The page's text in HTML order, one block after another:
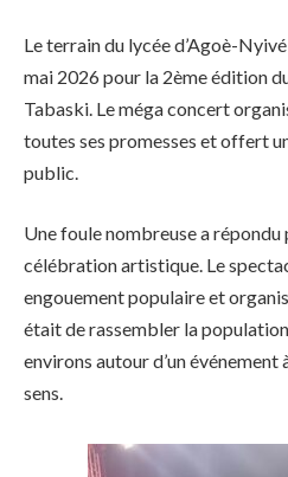
Le terrain du lycée d’Agoè-
mai 2026 pour la 2ème édition
Tabaski. Le méga concert
toutes ses promesses et offert
public.
Une foule nombreuse a
célébration artistique. Le
engouement populaire et
était de rassembler la
environs autour d’un
sens.